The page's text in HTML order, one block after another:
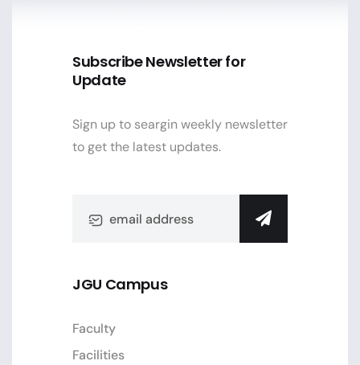
Subscribe Newsletter for
Update
Sign up to seargin weekly newsletter
to get the latest updates.
JGU Campus
Faculty
Facilities